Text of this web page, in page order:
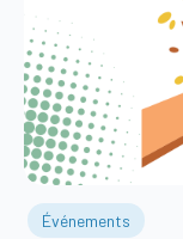
Événements